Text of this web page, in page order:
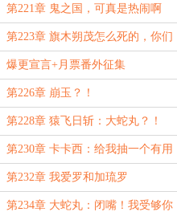
第221章 鬼之国，可真是热闹啊
第223章 旗木朔茂怎么死的，你们
比我更清楚！
爆更宣言+月票番外征集
第226章 崩玉？！
第228章 猿飞日斩：大蛇丸？！
第230章 卡卡西：给我抽一个有用
的大蛇丸！
第232章 我爱罗和加琉罗
第234章 大蛇丸：闭嘴！我受够你